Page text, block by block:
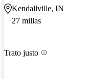
Kendallville, IN
27 millas
Trato justo